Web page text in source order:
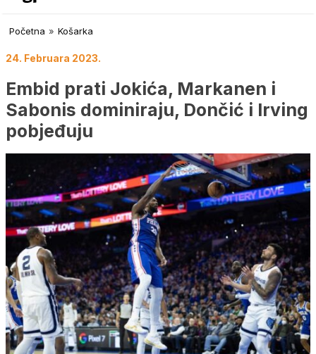
Početna » Košarka
24. Februara 2023.
Embid prati Jokića, Markanen i
Sabonis dominiraju, Dončić i Irving
pobjeđuju